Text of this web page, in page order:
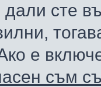
сте
е
съм